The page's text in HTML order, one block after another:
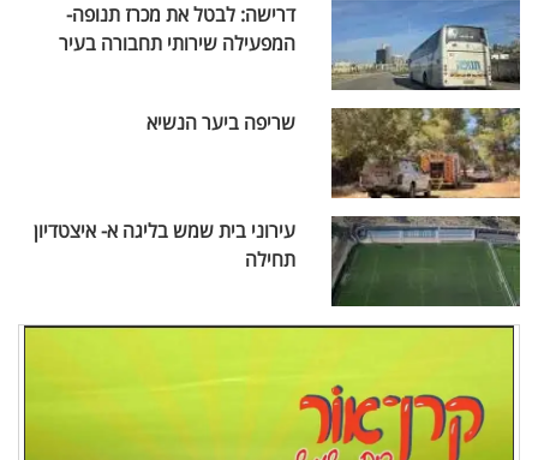
דרישה: לבטל את מכרז תנופה-
המפעילה שירותי תחבורה בעיר
שריפה ביער הנשיא
עירוני בית שמש בליגה א- איצטדיון
תחילה